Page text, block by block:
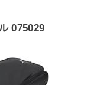
075029